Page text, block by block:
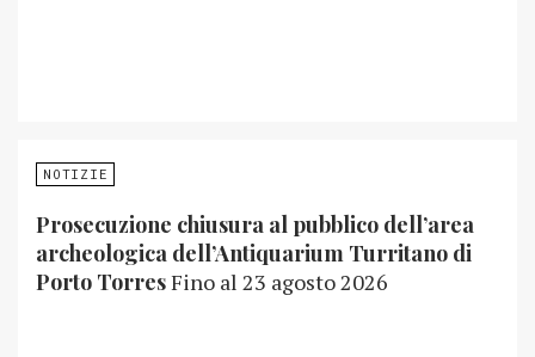
NOTIZIE
Prosecuzione chiusura al pubblico dell’area
archeologica dell’Antiquarium Turritano di
Porto TorresFino al 23 agosto 2026